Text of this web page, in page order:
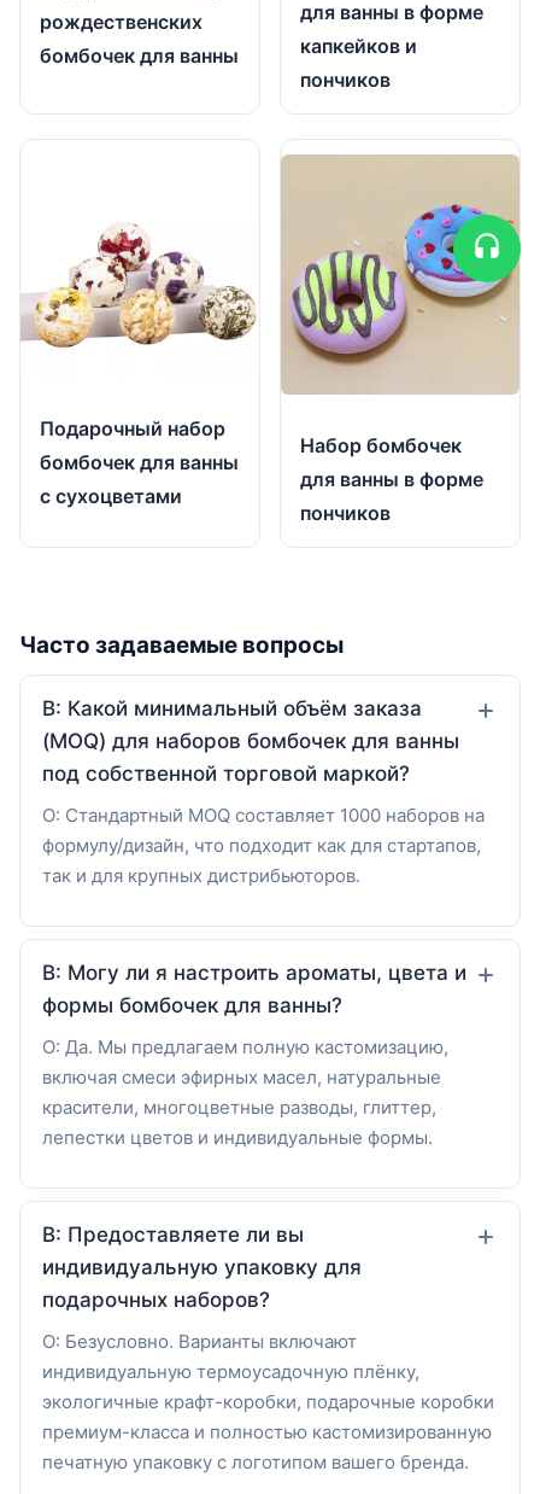
рождественских
бомбочек для ванны
для ванны в форме
капкейков и
пончиков
Подарочный набор
бомбочек для ванны
с сухоцветами
Набор бомбочек
для ванны в форме
пончиков
Часто задаваемые вопросы
В: Какой минимальный объём заказа
(MOQ) для наборов бомбочек для ванны
под собственной торговой маркой?
О: Стандартный MOQ составляет 1000 наборов на
формулу/дизайн, что подходит как для стартапов,
так и для крупных дистрибьюторов.
В: Могу ли я настроить ароматы, цвета и
формы бомбочек для ванны?
О: Да. Мы предлагаем полную кастомизацию,
включая смеси эфирных масел, натуральные
красители, многоцветные разводы, глиттер,
лепестки цветов и индивидуальные формы.
В: Предоставляете ли вы
индивидуальную упаковку для
подарочных наборов?
О: Безусловно. Варианты включают
индивидуальную термоусадочную плёнку,
экологичные крафт-коробки, подарочные коробки
премиум-класса и полностью кастомизированную
печатную упаковку с логотипом вашего бренда.